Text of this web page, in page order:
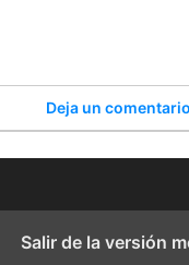
Deja un comentario
Salir de la versión